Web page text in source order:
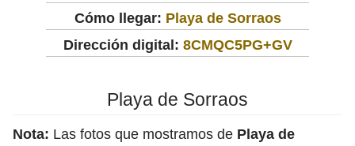
Cómo llegar: Playa de Sorraos
Dirección digital: 8CMQC5PG+GV
Playa de Sorraos
Nota: Las fotos que mostramos de Playa de